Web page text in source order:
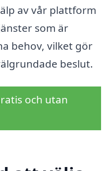
av vår plattform
som är
behov, vilket gör
beslut.
och utan